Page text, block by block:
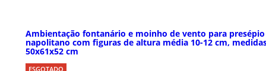
Ambientação fontanário e moinho de vento para presépio
napolitano com figuras de altura média 10-12 cm,
50x61x52 cm
ESGOTADO